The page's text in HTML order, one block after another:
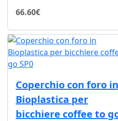
66.60€
Coperchio con foro in
Bioplastica per
bicchiere coffee to